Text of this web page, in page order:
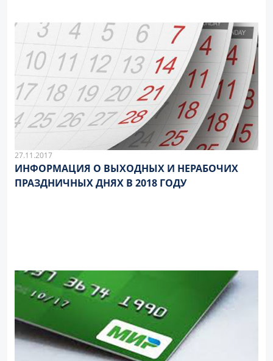
27.11.2017
ИНФОРМАЦИЯ О ВЫХОДНЫХ И НЕРАБОЧИХ
ПРАЗДНИЧНЫХ ДНЯХ В 2018 ГОДУ